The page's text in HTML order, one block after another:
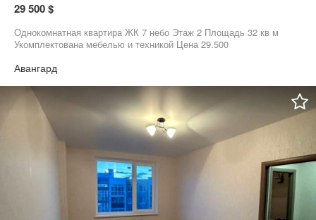
29 500 $
Однокомнатная квартира ЖК 7 небо Этаж 2 Площадь 32 кв м
Укомплектована мебелью и техникой Цена 29.500
Авангард